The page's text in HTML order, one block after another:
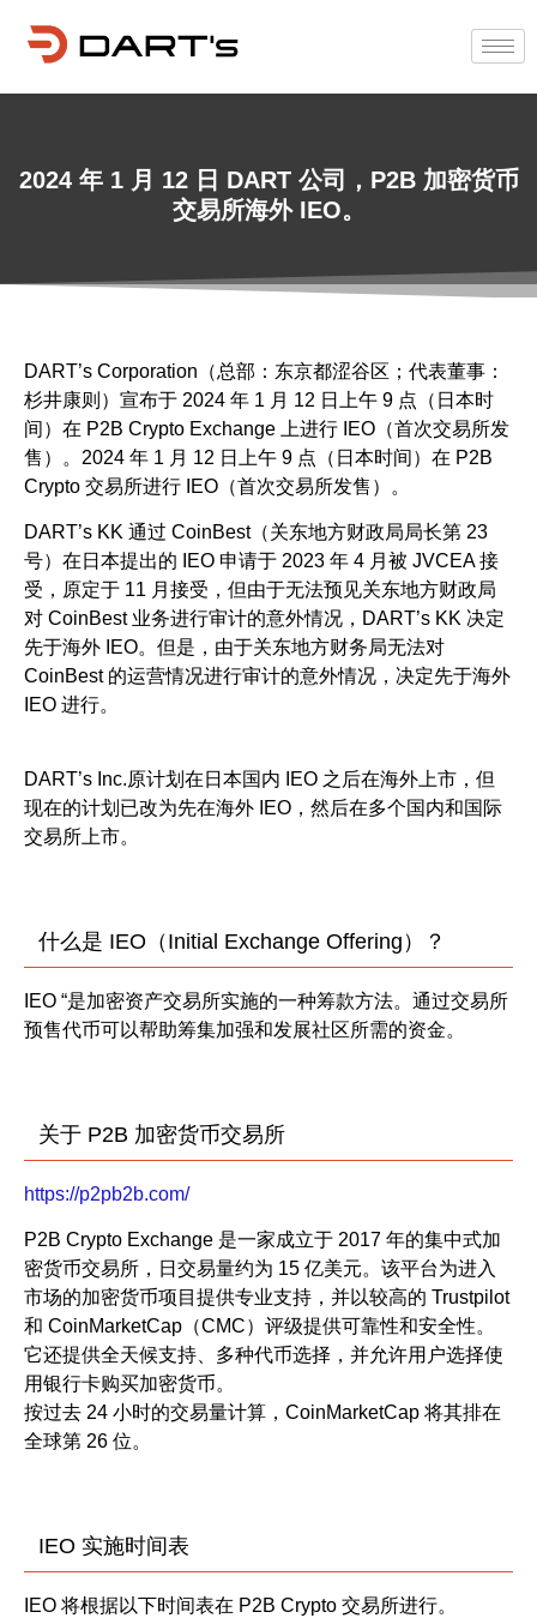
2024 年 1 月 12 日 DART 公司，P2B 加密货币
交易所海外 IEO。
DART’s Corporation（总部：东京都涩谷区；代表董事：
杉井康则）宣布于 2024 年 1 月 12 日上午 9 点（日本时
间）在 P2B Crypto Exchange 上进行 IEO（首次交易所发
售）。 2024 年 1 月 12 日上午 9 点（日本时间）在 P2B
Crypto 交易所进行 IEO（首次交易所发售）。
DART’s KK 通过 CoinBest（关东地方财政局局长第 23
号）在日本提出的 IEO 申请于 2023 年 4 月被 JVCEA 接
受，原定于 11 月接受，但由于无法预见关东地方财政局
对 CoinBest 业务进行审计的意外情况，DART’s KK 决定
先于海外 IEO。但是，由于关东地方财务局无法对
CoinBest 的运营情况进行审计的意外情况，决定先于海外
IEO 进行。
DART’s Inc.原计划在日本国内 IEO 之后在海外上市，但
现在的计划已改为先在海外 IEO，然后在多个国内和国际
交易所上市。
什么是 IEO（Initial Exchange Offering）？
IEO “是加密资产交易所实施的一种筹款方法。通过交易所
预售代币可以帮助筹集加强和发展社区所需的资金。
关于 P2B 加密货币交易所
https://p2pb2b.com/
P2B Crypto Exchange 是一家成立于 2017 年的集中式加
密货币交易所，日交易量约为 15 亿美元。该平台为进入
市场的加密货币项目提供专业支持，并以较高的 Trustpilot
和 CoinMarketCap（CMC）评级提供可靠性和安全性。
它还提供全天候支持、多种代币选择，并允许用户选择使
用银行卡购买加密货币。
按过去 24 小时的交易量计算，CoinMarketCap 将其排在
全球第 26 位。
IEO 实施时间表
IEO 将根据以下时间表在 P2B Crypto 交易所进行。